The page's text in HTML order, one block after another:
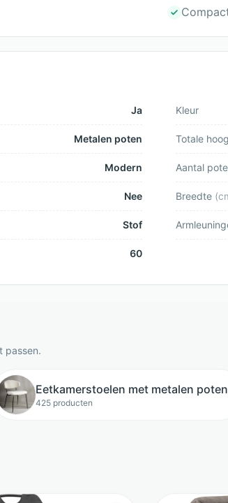
Ja Kleur
Metalen poten Totale
Modern Aantal
Nee Breedte (
Stof
60
passen.
Eetkamerstoelen met metalen poten
425 producten